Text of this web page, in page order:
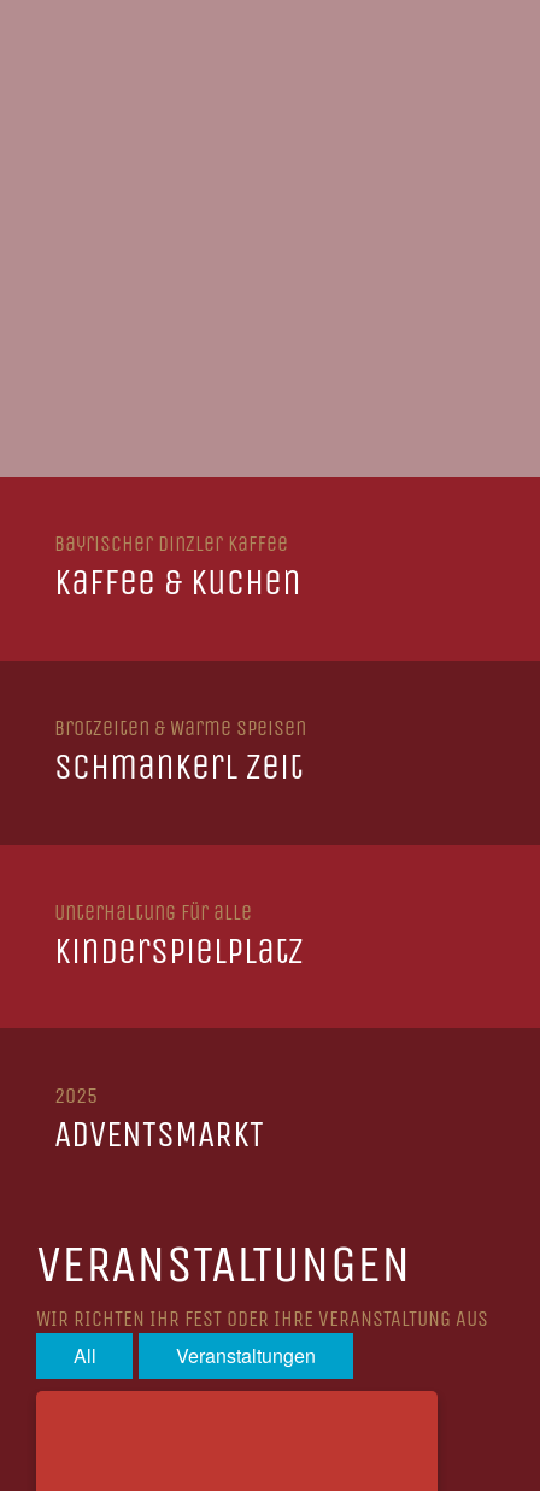
Bayrischer Dinzler Kaffee
Kaffee & Kuchen
Brotzeiten & Warme Speisen
Schmankerl Zeit
Unterhaltung für alle
Kinderspielplatz
2025
ADVENTSMARKT
VERANSTALTUNGEN
WIR RICHTEN IHR FEST ODER IHRE VERANSTALTUNG AUS
All Veranstaltungen